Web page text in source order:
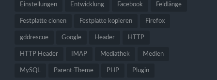
Einstellungen Entwicklung Facebook Feldlänge
Festplatte clonen Festplatte kopieren Firefox
gddrescue Google Header HTTP
HTTP Header IMAP Mediathek Medien
MySQL Parent-Theme PHP Plugin